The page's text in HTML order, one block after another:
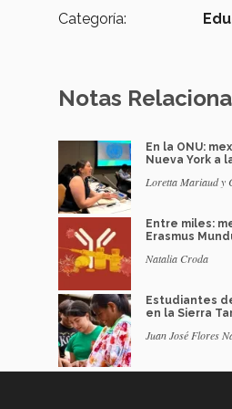
Categoría:
Notas
En la ONU:
Nueva York a
Loretta Mariaud y
Entre miles:
Erasmus
Natalia Croda
Estudiantes
en la Sierra
Juan José Flores